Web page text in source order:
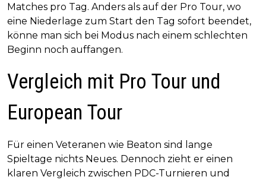
Matches pro Tag. Anders als auf der Pro Tour, wo
eine Niederlage zum Start den Tag sofort beendet,
könne man sich bei Modus nach einem schlechten
Beginn noch auffangen.
Vergleich mit Pro Tour und
European Tour
Für einen Veteranen wie Beaton sind lange
Spieltage nichts Neues. Dennoch zieht er einen
klaren Vergleich zwischen PDC-Turnieren und